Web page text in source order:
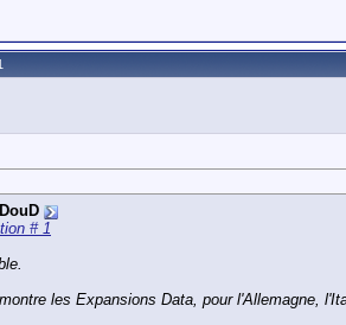
DouD
# 1
les Expansions Data, pour l'Allemagne,